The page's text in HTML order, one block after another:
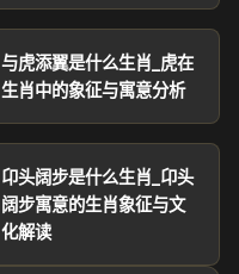
与虎添翼是什么生肖_虎在
生肖中的象征与寓意分析
卬头阔步是什么生肖_卬头
阔步寓意的生肖象征与文
化解读